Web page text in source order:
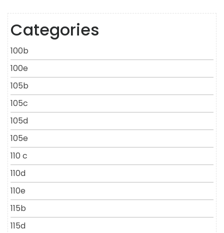
Categories
100b
100e
105b
105c
105d
105e
110 c
110d
110e
115b
115d